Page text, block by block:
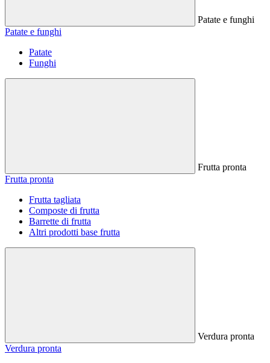
Patate e funghi
Patate e funghi
Patate
Funghi
Frutta pronta
Frutta pronta
Frutta tagliata
Composte di frutta
Barrette di frutta
Altri prodotti base frutta
Verdura pronta
Verdura pronta